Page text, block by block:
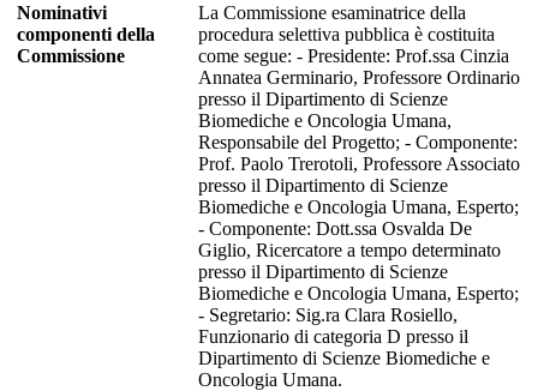
Nominativi
componenti della
Commissione
La Commissione esaminatrice della
procedura selettiva pubblica è costituita
come segue: - Presidente: Prof.ssa Cinzia
Annatea Germinario, Professore Ordinario
presso il Dipartimento di Scienze
Biomediche e Oncologia Umana,
Responsabile del Progetto; - Componente:
Prof. Paolo Trerotoli, Professore Associato
presso il Dipartimento di Scienze
Biomediche e Oncologia Umana, Esperto;
- Componente: Dott.ssa Osvalda De
Giglio, Ricercatore a tempo determinato
presso il Dipartimento di Scienze
Biomediche e Oncologia Umana, Esperto;
- Segretario: Sig.ra Clara Rosiello,
Funzionario di categoria D presso il
Dipartimento di Scienze Biomediche e
Oncologia Umana.